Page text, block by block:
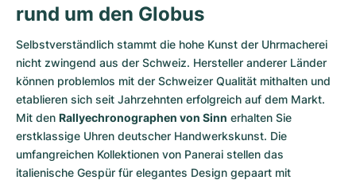
rund um den Globus
Selbstverständlich stammt die hohe Kunst der Uhrmacherei
nicht zwingend aus der Schweiz. Hersteller anderer Länder
können problemlos mit der Schweizer Qualität mithalten und
etablieren sich seit Jahrzehnten erfolgreich auf dem Markt.
Mit den Rallyechronographen von Sinn erhalten Sie
erstklassige Uhren deutscher Handwerkskunst. Die
umfangreichen Kollektionen von Panerai stellen das
italienische Gespür für elegantes Design gepaart mit